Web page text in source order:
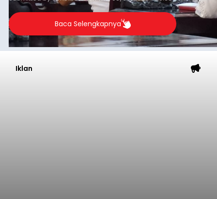
Baca Selengkapnya
Iklan